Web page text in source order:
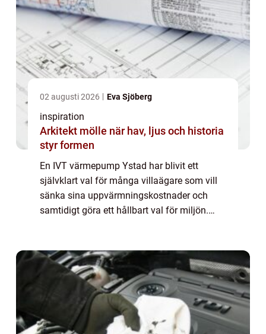
02 augusti 2026 Eva Sjöberg
inspiration
Arkitekt mölle när hav, ljus och historia
styr formen
En IVT värmepump Ystad har blivit ett
självklart val för många villaägare som vill
sänka sina uppvärmningskostnader och
samtidigt göra ett hållbart val för miljön.
både dri...